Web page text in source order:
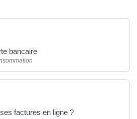
bancaire
factures en ligne ?